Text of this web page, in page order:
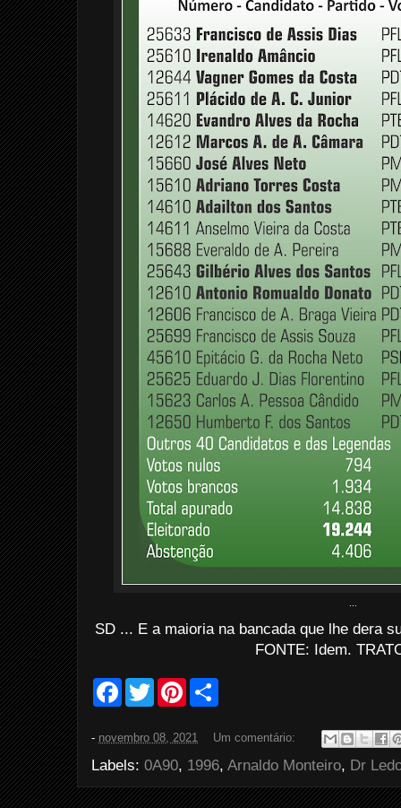
SD ... E a maioria na bancada que lhe dera
FONTE: Idem.
F
b
o
o
k
T
w
t
e
r
P
e
e
s
t
e
- novembro 08, 2021 Um comentário:
Labels: 0A90, 1996, Arnaldo Monteiro, Dr